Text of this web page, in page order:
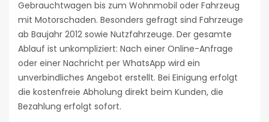
Gebrauchtwagen bis zum Wohnmobil oder Fahrzeug
mit Motorschaden. Besonders gefragt sind Fahrzeuge
ab Baujahr 2012 sowie Nutzfahrzeuge. Der gesamte
Ablauf ist unkompliziert: Nach einer Online-Anfrage
oder einer Nachricht per WhatsApp wird ein
unverbindliches Angebot erstellt. Bei Einigung erfolgt
die kostenfreie Abholung direkt beim Kunden, die
Bezahlung erfolgt sofort.